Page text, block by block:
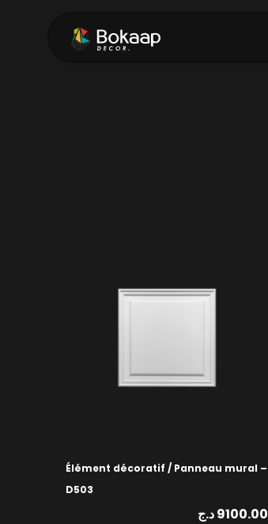
Élément décoratif / Panneau mural –
D503
9100.00د.ج